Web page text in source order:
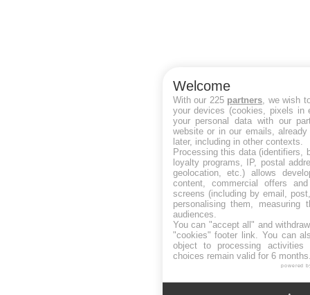
Welcome
With our 225 partners , we wish
your devices (cookies, pixels in
your personal data with our
website or in our emails,
later, including in other contexts.
Processing this data (identifiers,
loyalty programs, IP, postal
geolocation, etc.) allows
content, commercial offers
screens (including by email,
personalising them, measuring
audiences.
You can "accept all" and
"cookies" footer link . You can
object to processing
choices remain valid for 6
powered